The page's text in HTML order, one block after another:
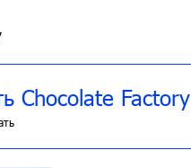
Chocolate Factory